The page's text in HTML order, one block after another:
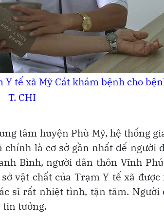
tế xã Mỹ Cát khám bệnh cho
T. CHI
tâm huyện Phù Mỹ, hệ thống
là cơ sở gần nhất để người
Bình, người dân thôn Vĩnh
vật chất của Trạm Y tế xã
sĩ rất nhiệt tình, tận tâm. Người
tin tưởng.